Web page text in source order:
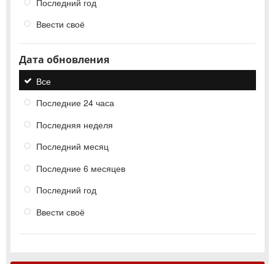
Ввести своё
Дата обновления
Все
Последние 24 часа
Последняя неделя
Последний месяц
Последние 6 месяцев
Последний год
Ввести своё